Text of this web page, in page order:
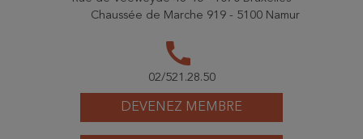
DEVENEZ MEMBRE
Chaussée de Marche 919 - 5100 Namur
call
02/521.28.50